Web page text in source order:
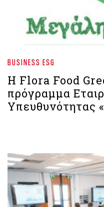
BUSINESS ESG
Η Flora Food
πρόγραμμα
Υπευθυνότητας